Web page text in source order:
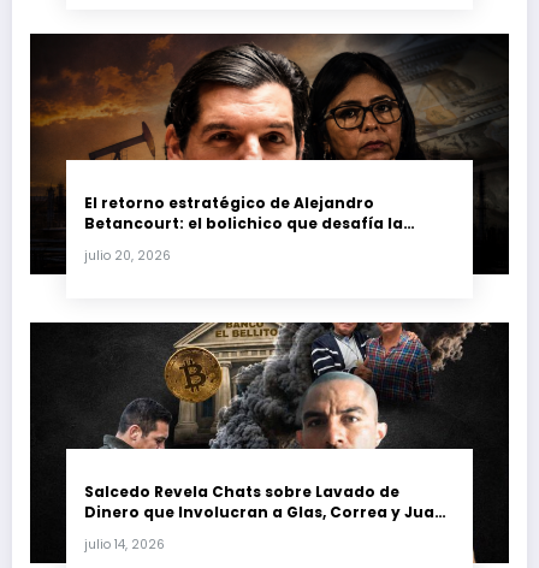
El retorno estratégico de Alejandro
Betancourt: el bolichico que desafía la
petrolera venezolana
julio 20, 2026
Salcedo Revela Chats sobre Lavado de
Dinero que Involucran a Glas, Correa y Juan
julio 14, 2026